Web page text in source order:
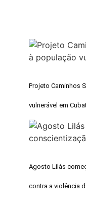
Projeto Caminhos
vulnerável em
Agosto Lilás
contra a violência